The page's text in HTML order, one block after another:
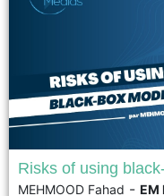
voir
Risks of using
MEHMOOD Fahad - EM